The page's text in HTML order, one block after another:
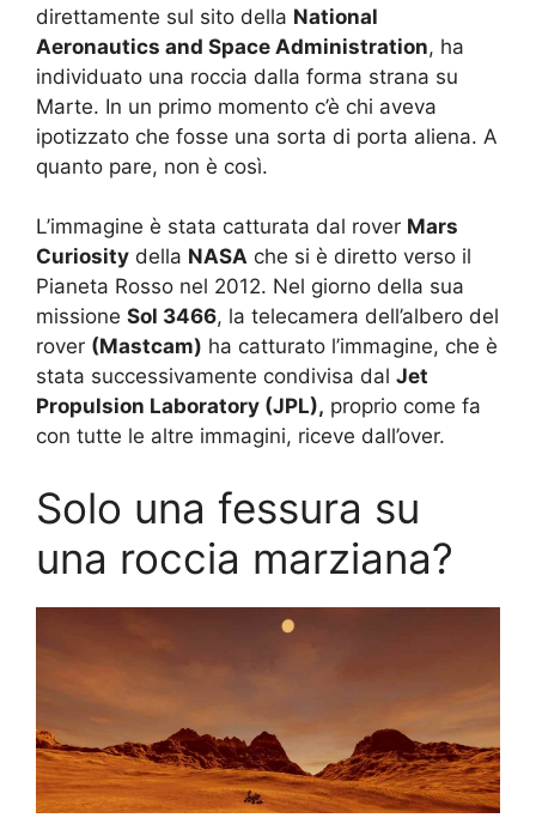
direttamente sul sito della National
Aeronautics and Space Administration, ha
individuato una roccia dalla forma strana su
Marte. In un primo momento c’è chi aveva
ipotizzato che fosse una sorta di porta aliena. A
quanto pare, non è così.
L’immagine è stata catturata dal rover Mars
Curiosity della NASA che si è diretto verso il
Pianeta Rosso nel 2012. Nel giorno della sua
missione Sol 3466, la telecamera dell’albero del
rover (Mastcam) ha catturato l’immagine, che è
stata successivamente condivisa dal Jet
Propulsion Laboratory (JPL), proprio come fa
con tutte le altre immagini, riceve dall’over.
Solo una fessura su
una roccia marziana?